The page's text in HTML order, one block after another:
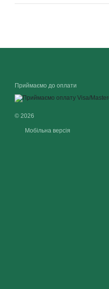
Приймаємо до оплати
© 2026
Мобільна версія